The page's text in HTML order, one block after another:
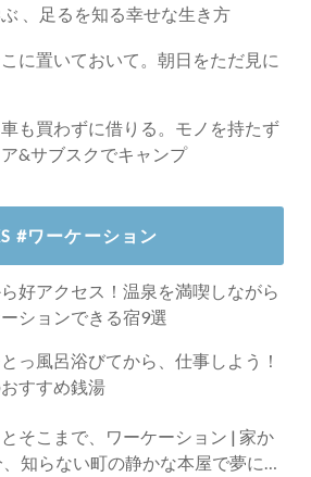
、足るを知る幸せな生き方
に置いておいて。朝日をただ見に
も買わずに借りる。モノを持たず
&サブスクでキャンプ
#ワーケーション
好アクセス！温泉を満喫しながら
ションできる宿9選
っ風呂浴びてから、仕事しよう！
すすめ銭湯
そこまで、ワーケーション | 家か
知らない町の静かな本屋で夢に近